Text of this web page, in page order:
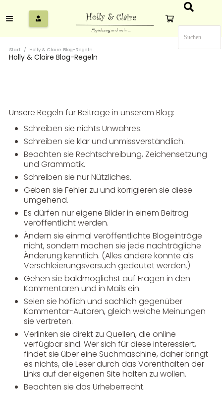
Start / Holly & Claire Blog-Regeln
Holly & Claire Blog-Regeln
Unsere Regeln für Beiträge in unserem Blog:
Schreiben sie nichts Unwahres.
Schreiben sie klar und unmissverständlich.
Beachten sie Rechtschreibung, Zeichensetzung
und Grammatik.
Schreiben sie nur Nützliches.
Geben sie Fehler zu und korrigieren sie diese
umgehend.
Es dürfen nur eigene Bilder in einem Beitrag
veröffentlicht werden.
Ändern sie einmal veröffentlichte Blogeinträge
nicht, sondern machen sie jede nachträgliche
Änderung kenntlich. (Alles andere könnte als
Verschleierungsversuch gedeutet werden.)
Gehen sie baldmöglichst auf Fragen in den
Kommentaren und in Mails ein.
Seien sie höflich und sachlich gegenüber
Kommentar-Autoren, gleich welche Meinungen
sie vertreten.
Verlinken sie direkt zu Quellen, die online
verfügbar sind. Wer sich für diese interessiert,
findet sie über eine Suchmaschine, daher bringt
es nichts, die Leser durch das Vorenthalten der
Links auf der eigenen Site halten zu wollen.
Beachten sie das Urheberrecht.